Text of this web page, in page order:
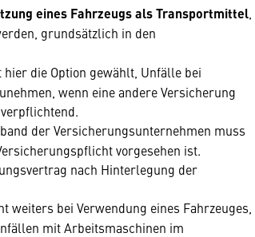
eines Fahrzeugs als Transportmittel
grundsätzlich in den
die Option gewählt, Unfälle bei
wenn eine andere Versicherung
der Versicherungsunternehmen muss
vorgesehen ist.
nach Hinterlegung der
weiters bei Verwendung eines Fahrzeuges,
mit Arbeitsmaschinen im